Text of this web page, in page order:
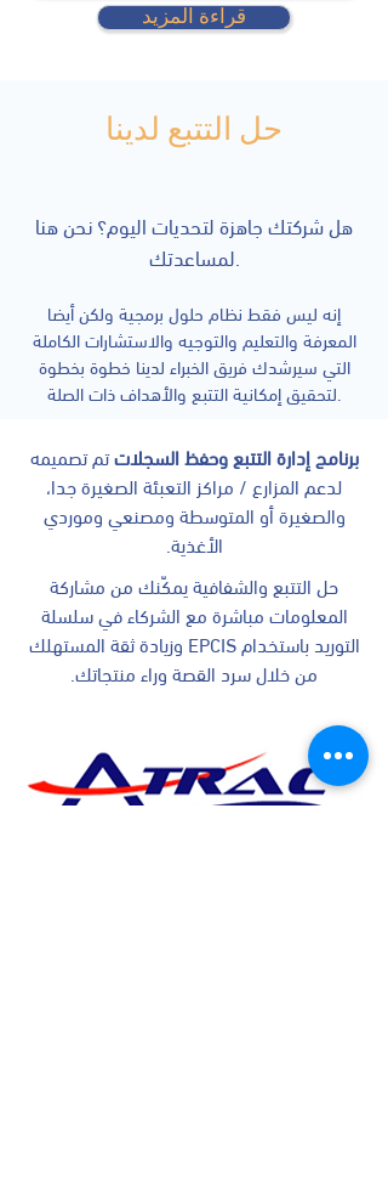
قراءة المزيد
حل التتبع لدينا
هل شركتك جاهزة لتحديات اليوم؟ نحن هنا
لمساعدتك.
إنه ليس فقط نظام حلول برمجية ولكن أيضا
المعرفة والتعليم والتوجيه والاستشارات الكاملة
التي سيرشدك فريق الخبراء لدينا خطوة بخطوة
لتحقيق إمكانية التتبع والأهداف ذات الصلة.
برنامج إدارة التتبع وحفظ السجلاتتم تصميمه
لدعم المزارع / مراكز التعبئة الصغيرة جدا،
والصغيرة أو المتوسطة ومصنعي وموردي
الأغذية.
حل التتبع والشفافية يمكّنك من مشاركة
المعلومات مباشرة مع الشركاء في سلسلة
التوريد باستخدام EPCIS وزيادة ثقة المستهلك
من خلال سرد القصة وراء منتجاتك.